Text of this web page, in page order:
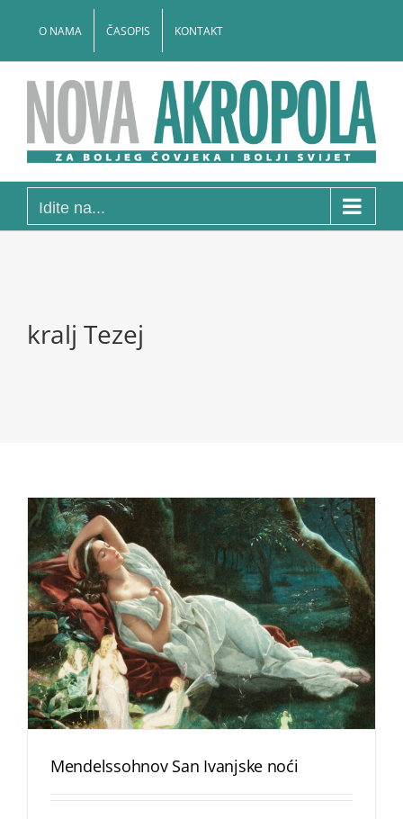
O NAMA ČASOPIS KONTAKT
Idite na...
kralj Tezej
Mendelssohnov San Ivanjske noći